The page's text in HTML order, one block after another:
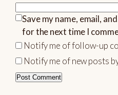
Save my name, email,
for the next time I
Notify me of follow-up
Notify me of new posts